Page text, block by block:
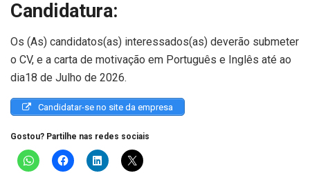
Candidatura:
Os (As) candidatos(as) interessados(as) deverão submeter
o CV, e a carta de motivação em Português e Inglês até ao
dia18 de Julho de 2026.
Candidatar-se no site da empresa
Gostou? Partilhe nas redes sociais